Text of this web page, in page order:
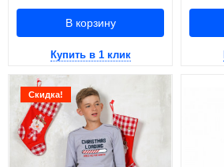
В корзину
Купить в 1 клик
Скидка!